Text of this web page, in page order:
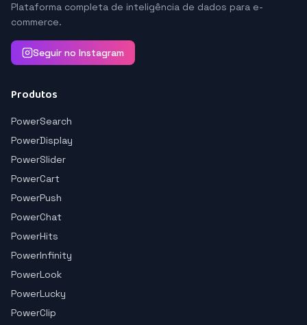
Plataforma completa de inteligência de dados para e-
commerce.
Seguir no Instagram
Produtos
PowerSearch
PowerDisplay
PowerSlider
PowerCart
PowerPush
PowerChat
PowerHits
PowerInfinity
PowerLook
PowerLucky
PowerClip